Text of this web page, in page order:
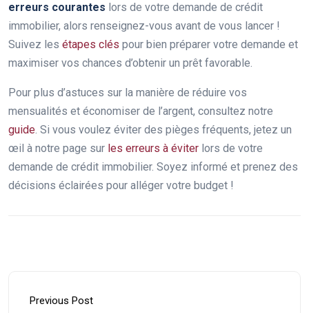
erreurs courantes lors de votre demande de crédit
immobilier, alors renseignez-vous avant de vous lancer !
Suivez les étapes clés pour bien préparer votre demande et
maximiser vos chances d’obtenir un prêt favorable.
Pour plus d’astuces sur la manière de réduire vos
mensualités et économiser de l’argent, consultez notre
guide. Si vous voulez éviter des pièges fréquents, jetez un
œil à notre page sur les erreurs à éviter lors de votre
demande de crédit immobilier. Soyez informé et prenez des
décisions éclairées pour alléger votre budget !
Previous Post